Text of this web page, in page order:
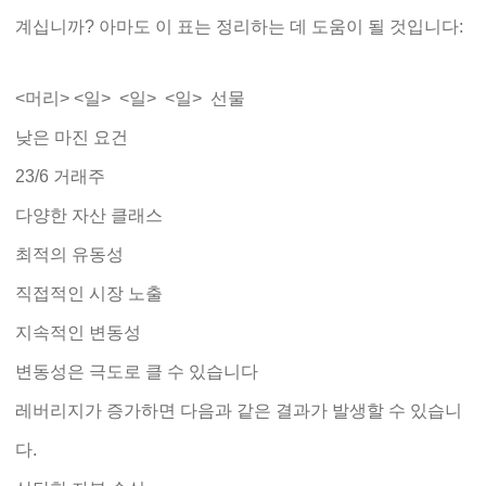
계십니까? 아마도 이 표는 정리하는 데 도움이 될 것입니다:
<머리> <일> <일> <일> 선물
낮은 마진 요건
23/6 거래주
다양한 자산 클래스
최적의 유동성
직접적인 시장 노출
지속적인 변동성
변동성은 극도로 클 수 있습니다
레버리지가 증가하면 다음과 같은 결과가 발생할 수 있습니
다.